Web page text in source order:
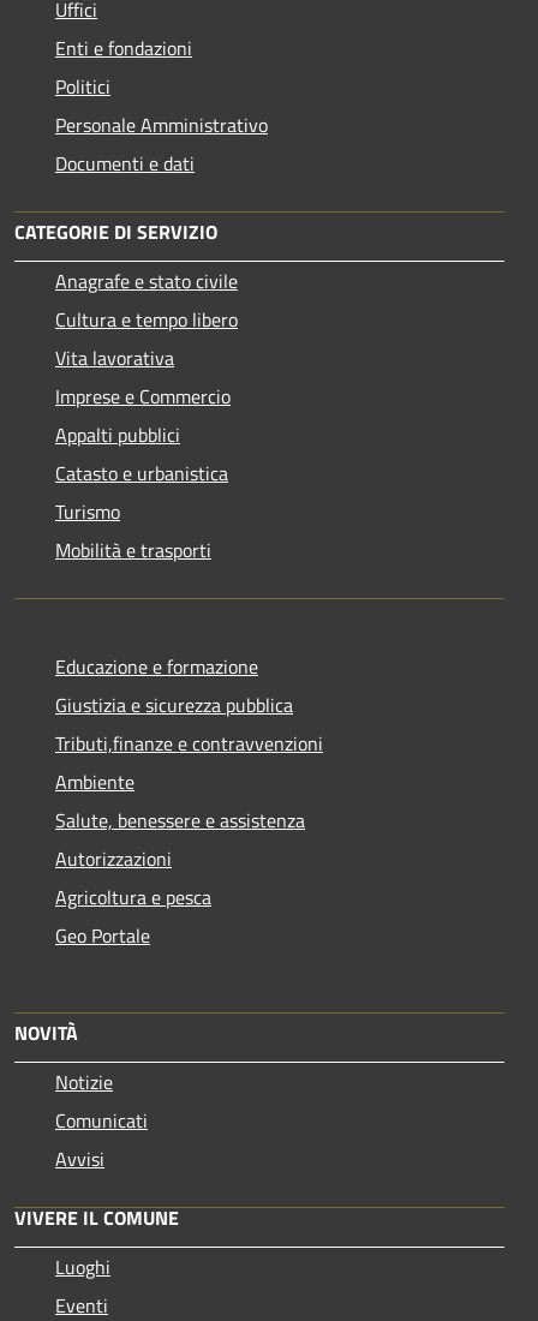
Uffici
Enti e fondazioni
Politici
Personale Amministrativo
Documenti e dati
CATEGORIE DI SERVIZIO
Anagrafe e stato civile
Cultura e tempo libero
Vita lavorativa
Imprese e Commercio
Appalti pubblici
Catasto e urbanistica
Turismo
Mobilità e trasporti
Educazione e formazione
Giustizia e sicurezza pubblica
Tributi,finanze e contravvenzioni
Ambiente
Salute, benessere e assistenza
Autorizzazioni
Agricoltura e pesca
Geo Portale
NOVITÀ
Notizie
Comunicati
Avvisi
VIVERE IL COMUNE
Luoghi
Eventi